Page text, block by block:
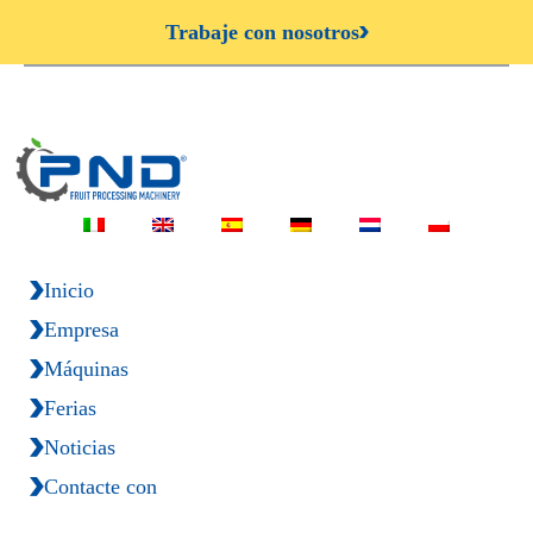
Trabaje con nosotros
Inicio
Empresa
Máquinas
Ferias
Noticias
Contacte con